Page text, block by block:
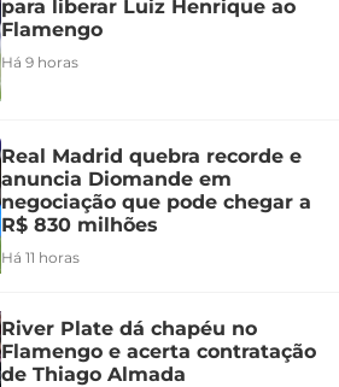
para liberar Luiz Henrique ao
Flamengo
Há 9 horas
Real Madrid quebra recorde e
anuncia Diomande em
negociação que pode chegar a
R$ 830 milhões
Há 11 horas
River Plate dá chapéu no
Flamengo e acerta contratação
de Thiago Almada